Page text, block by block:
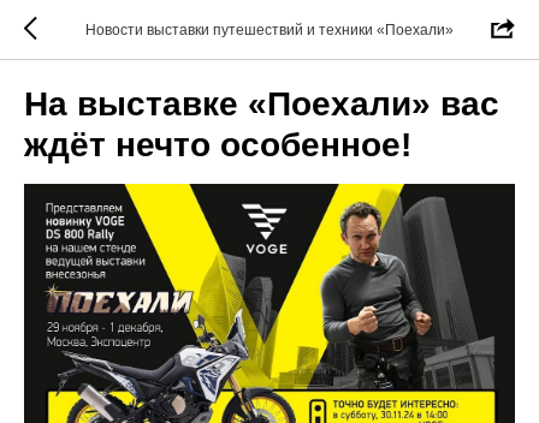
Новости выставки путешествий и техники «Поехали»
На выставке «Поехали» вас
ждёт нечто особенное!